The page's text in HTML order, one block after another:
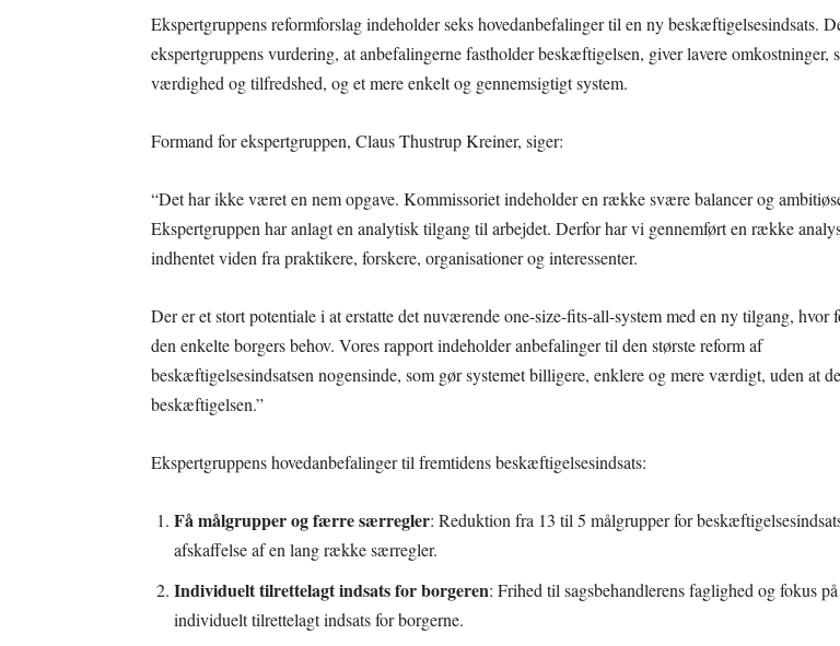
Ekspertgruppens reformforslag indeholder seks hovedanbefalinger til en ny beskæftigelsesindsats.
ekspertgruppens vurdering, at anbefalingerne fastholder beskæftigelsen, giver lavere omkostninger,
værdighed og tilfredshed, og et mere enkelt og gennemsigtigt system.
Formand for ekspertgruppen, Claus Thustrup Kreiner, siger:
“Det har ikke været en nem opgave. Kommissoriet indeholder en række svære balancer og
Ekspertgruppen har anlagt en analytisk tilgang til arbejdet. Derfor har vi gennemført en række
indhentet viden fra praktikere, forskere, organisationer og interessenter.
Der er et stort potentiale i at erstatte det nuværende one-size-fits-all-system med en ny tilgang, hvor
den enkelte borgers behov. Vores rapport indeholder anbefalinger til den største reform af
beskæftigelsesindsatsen nogensinde, som gør systemet billigere, enklere og mere værdigt, uden at
beskæftigelsen.”
Ekspertgruppens hovedanbefalinger til fremtidens beskæftigelsesindsats:
Få målgrupper og færre særregler: Reduktion fra 13 til 5 målgrupper for
afskaffelse af en lang række særregler.
Individuelt tilrettelagt indsats for borgeren: Frihed til sagsbehandlerens faglighed og fokus
individuelt tilrettelagt indsats for borgerne.